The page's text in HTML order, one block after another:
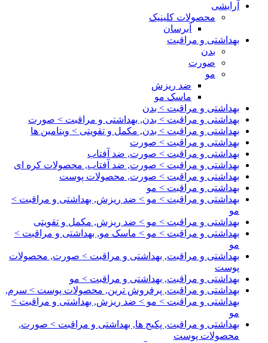
آرایشی
محصولات کلینیک
آبرسان
بهداشتی و مراقبت
بدن
صورت
مو
ضد ریزش
ماسک مو
بهداشتی و مراقبت > بدن
بهداشتی و مراقبت > بدن, بهداشتی و مراقبت > صورت
بهداشتی و مراقبت > بدن, مکمل و تقویتی > ویتامین ها
بهداشتی و مراقبت > صورت
بهداشتی و مراقبت > صورت, ضد آفتاب
بهداشتی و مراقبت > صورت, ضد آفتاب, محصولات کره ای
بهداشتی و مراقبت > صورت, محصولات پوست
بهداشتی و مراقبت > مو
بهداشتی و مراقبت > مو > ضد ریزش, بهداشتی و مراقبت >
مو
بهداشتی و مراقبت > مو > ضد ریزش, مکمل و تقویتی
بهداشتی و مراقبت > مو > ماسک مو, بهداشتی و مراقبت >
مو
بهداشتی و مراقبت, بهداشتی و مراقبت > صورت, محصولات
پوست
بهداشتی و مراقبت, بهداشتی و مراقبت > مو
بهداشتی و مراقبت, پرفروش ترین, محصولات پوست > سرم,
بهداشتی و مراقبت > مو > ضد ریزش, بهداشتی و مراقبت >
مو
بهداشتی و مراقبت, پکیج ها, بهداشتی و مراقبت > صورت,
محصولات پوست